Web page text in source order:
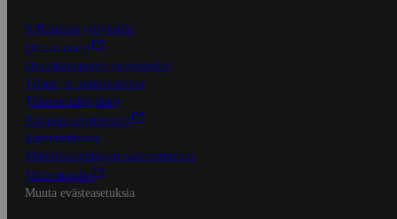
S-Business yrityksille
Oiva-raportit
Osuuskauppojen yhteystiedot
Tilaus- ja toimitusehdot
Tietosuojakäytäntö
Palvelun käyttöehdot
Saavutettavuus
Mobiilisovelluksen saavutettavuus
Mainostajalle
Muuta evästeasetuksia